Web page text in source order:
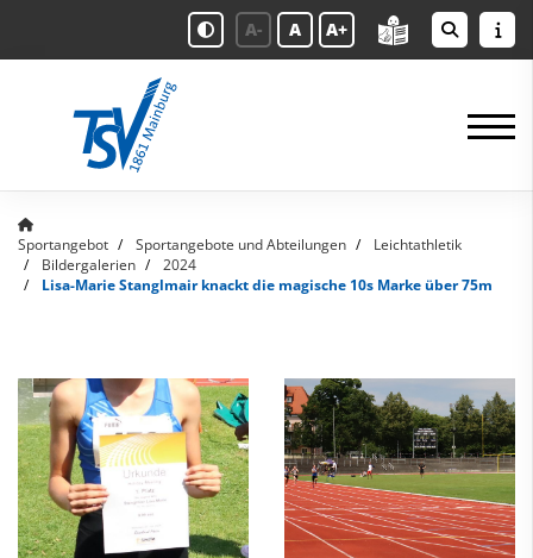
A- A A+
Sportangebot Sportangebote und Abteilungen
Leichtathletik
Bildergalerien
2024
Lisa-Marie Stanglmair knackt die magische 10s Marke über 75m